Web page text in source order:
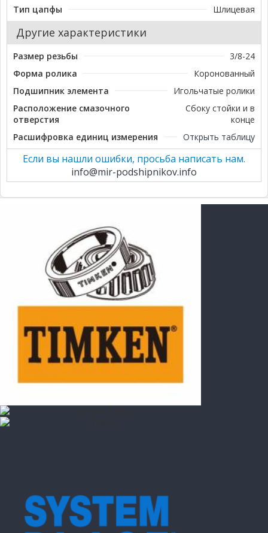
Тип цапфы Шлицевая
Другие характеристики
Размер резьбы
3/8-24
Форма ролика
Коронованный
Подшипник элемента
Игольчатые ролики
Расположение смазочного
отверстия
Сбоку стойки и в
конце
Расшифровка единиц измерения
Открыть таблицу
Если вы нашли ошибки, просьба написать нам.
info@mir-podshipnikov.info